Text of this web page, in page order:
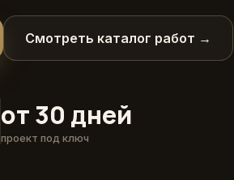
Смотреть каталог работ →
от 30 дней
проект под ключ